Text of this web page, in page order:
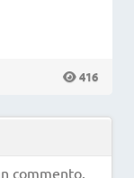
416
commento.